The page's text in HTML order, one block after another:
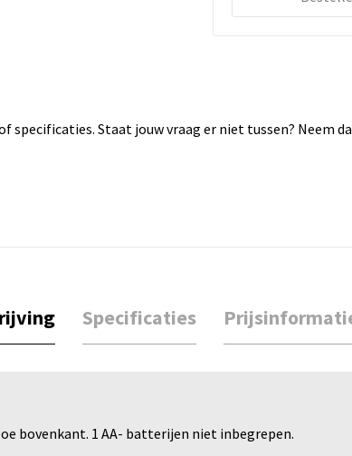
Staat jouw vraag er niet tussen? Neem
Specificaties
bovenkant. 1 AA- batterijen niet inbegrepen.